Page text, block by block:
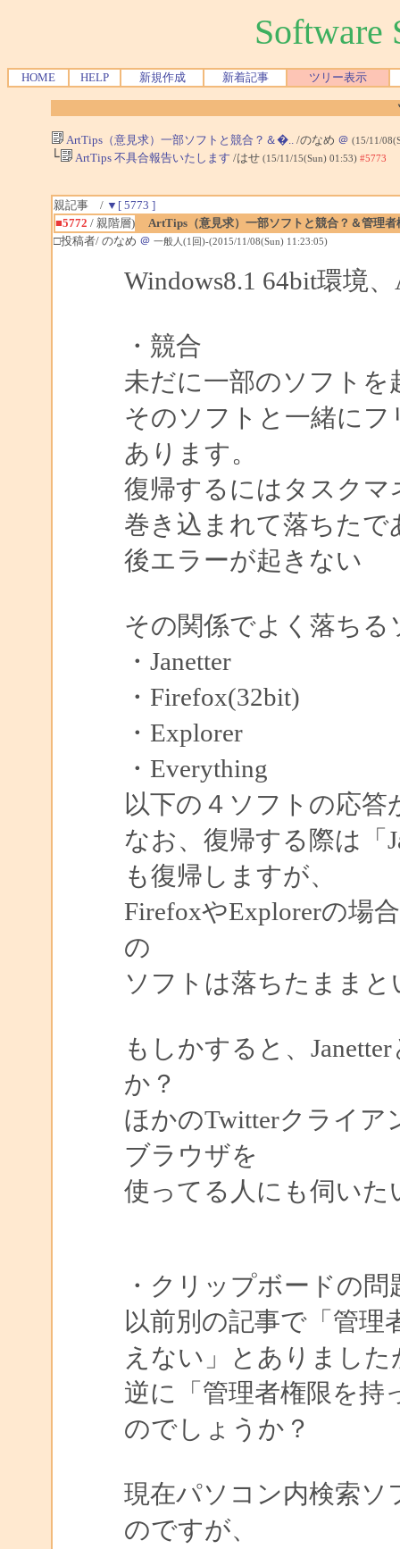
Software
HOME HELP 新規作成 新着記事 ツリー表示
ArtTips（意見求）一部ソフトと競合？＆�.. /のなめ ＠ (15/11/
└ ArtTips 不具合報告いたします /はせ (15/11/15(Sun) 01:53) #5773
親記事 / ▼[ 5773 ]
■5772 / 親階層)
ArtTips（意見求）一部ソフトと競合？＆管理者
□投稿者/ のなめ ＠ 一般人(1回)-(2015/11/08(Sun) 11:23:05)
Windows8.1 64bit環境
・競合
未だに一部のソフトを
そのソフトと一緒にフ
あります。
復帰するにはタスク
巻き込まれて落ちた
後エラーが起きない
その関係でよく落ち
・Janetter
・Firefox(32bit)
・Explorer
・Everything
以下の４ソフトの応
なお、復帰する際は「
も復帰しますが、
FirefoxやExplorerの場
の
ソフトは落ちたまま
もしかすると、
か？
ほかのTwitterクライア
ブラウザを
使ってる人にも伺いた
・クリップボードの問
以前別の記事で「管
えない」とありました
逆に「管理者権限を持
のでしょうか？
現在パソコン内検索ソ
のですが、